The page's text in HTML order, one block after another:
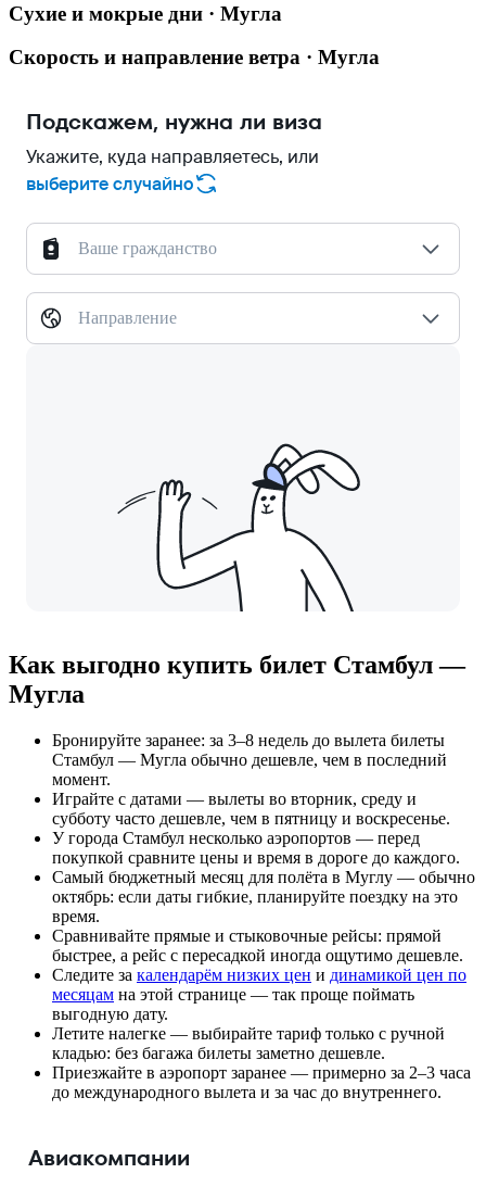
Сухие и мокрые дни · Мугла
Скорость и направление ветра · Мугла
Подскажем, нужна ли виза
Укажите, куда направляетесь, или
выберите случайно
Ваше гражданство
Направление
Как выгодно купить билет Стамбул —
Мугла
Бронируйте заранее: за 3–8 недель до вылета билеты
Стамбул — Мугла обычно дешевле, чем в последний
момент.
Играйте с датами — вылеты во вторник, среду и
субботу часто дешевле, чем в пятницу и воскресенье.
У города Стамбул несколько аэропортов — перед
покупкой сравните цены и время в дороге до каждого.
Самый бюджетный месяц для полёта в Муглу — обычно
октябрь: если даты гибкие, планируйте поездку на это
время.
Сравнивайте прямые и стыковочные рейсы: прямой
быстрее, а рейс с пересадкой иногда ощутимо дешевле.
Следите за календарём низких цен и динамикой цен по
месяцам на этой странице — так проще поймать
выгодную дату.
Летите налегке — выбирайте тариф только с ручной
кладью: без багажа билеты заметно дешевле.
Приезжайте в аэропорт заранее — примерно за 2–3 часа
до международного вылета и за час до внутреннего.
Авиакомпании